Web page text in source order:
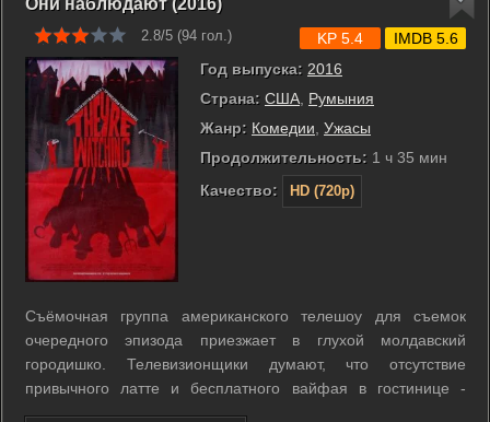
2.8/5 (94 гол.)
Год выпуска: 2016
Страна: США Румыния
Жанр: Комедии Ужасы
Продолжительность: 1 ч 35 мин
Качество:
HD (720p)
KP 5.4 IMDB 5.6
Съёмочная группа американского телешоу для съемок
очередного эпизода приезжает в глухой молдавский
городишко. Телевизионщики думают, что отсутствие
привычного латте и бесплатного вайфая в гостинице -
максимум неприятностей, которые их ожидают. Но бояться